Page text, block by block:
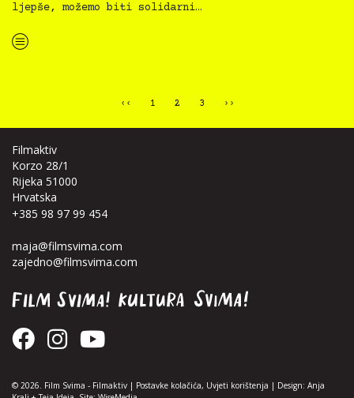
ljepše, možemo biti solidarni…
“Kultura svima — 8. edukacija i ćakula, UGIN PGŽ, 3.10.2024.”
‹‹ 1 2 3 ››
Filmaktiv
Korzo 28/1
Rijeka 51000
Hrvatska
+385 98 97 99 454
maja@filmsvima.com
zajedno@filmsvima.com
© 2026. Film Svima - Filmaktiv | Postavke kolačića, Uvjeti korištenja | Design: Anja